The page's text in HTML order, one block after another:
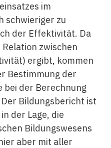
im
schwieriger zu
der Effektivität. Da
zwischen
ergibt, kommen
Bestimmung der
bei der Berechnung
Bildungsbericht ist
der Lage, die
Bildungswesens
aber mit aller